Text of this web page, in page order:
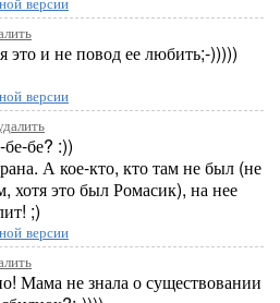
и не повод ее любить;-)))))
версии
бе-бе? :))
А кое-кто, кто там не был (не
хотя это был Ромасик), на нее
;)
версии
Мама не знала о существовании